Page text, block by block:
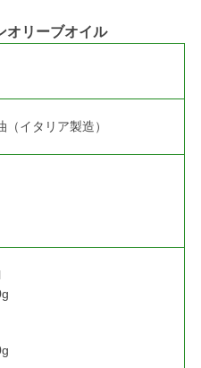
オリーブオイル
イタリア製造）